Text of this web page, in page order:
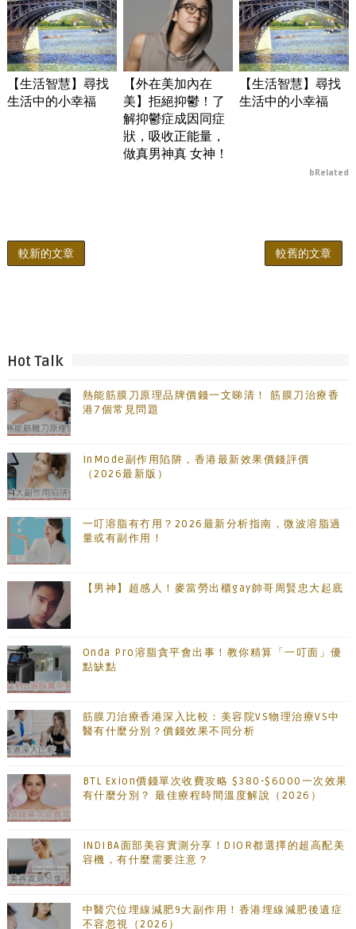
【生活智慧】尋找
生活中的小幸福
【外在美加內在
美】拒絕抑鬱！了
解抑鬱症成因同症
狀，吸收正能量，
做真男神真 女神！
【生活智慧】尋找
生活中的小幸福
bRelated
較新的文章 較舊的文章
Hot Talk
熱能筋膜刀原理品牌價錢一文睇清！ 筋膜刀治療香
港7個常見問題
InMode副作用陷阱，香港最新效果價錢評價
（2026最新版）
一叮溶脂有冇用？2026最新分析指南，微波溶脂過
量或有副作用！
【男神】超感人！麥當勞出櫃gay帥哥周賢忠大起底
Onda Pro溶脂貪平會出事！教你精算「一叮面」優
點缺點
筋膜刀治療香港深入比較：美容院VS物理治療VS中
醫有什麼分別？價錢效果不同分析
BTL Exion價錢單次收費攻略 $380-$6000一次效果
有什麼分別？ 最佳療程時間溫度解說（2026）
INDIBA面部美容實測分享！DIOR都選擇的超高配美
容機，有什麼需要注意？
中醫穴位埋線減肥9大副作用！香港埋線減肥後遺症
不容忽視（2026）